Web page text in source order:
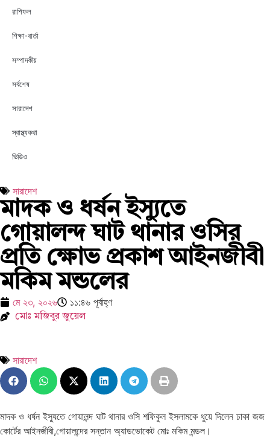
রাশিফল
শিক্ষা-বার্তা
সম্পাদকীয়
সর্বশেষ
সারাদেশ
স্বাস্থ্যকথা
ভিডিও
সারাদেশ
মাদক ও ধর্ষন ইস্যুতে
গোয়ালন্দ ঘাট থানার ওসির
প্রতি ক্ষোভ প্রকাশ আইনজীবী
মকিম মন্ডলের
মে ২৩, ২০২৬ ১১:৪৬ পূর্বাহ্ণ
মোঃ মজিবুর জুয়েল
সারাদেশ
মাদক ও ধর্ষন ইস্যুতে গোয়ালন্দ ঘাট থানার ওসি শফিকুল ইসলামকে ধুয়ে দিলেন ঢাকা জজ
কোর্টের আইনজীবী,গোয়ালন্দের সন্তান অ্যাডভোকেট মোঃ মকিম মন্ডল।